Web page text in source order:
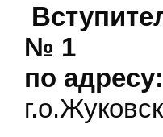
№ 1
по адресу: